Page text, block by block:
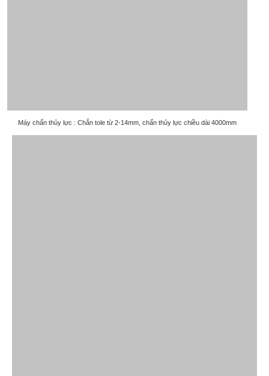
Máy chấn thủy lực : Chắn tole từ 2-14mm, chấn thủy lực chiều dài 4000mm